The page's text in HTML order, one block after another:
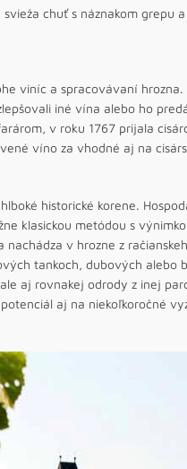
chuť s náznakom grepu
viníc a spracovávaní
iné vína alebo ho
v roku 1767 prijala
víno za vhodné aj na
historické korene.
klasickou metódou s
v hrozne z
tankoch, dubových alebo
aj rovnakej odrody z inej
aj na niekoľkoročné